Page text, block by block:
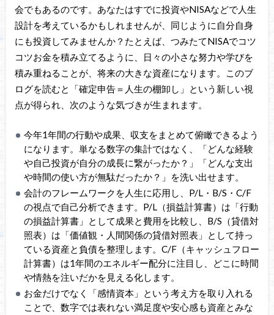
会でもあるのです。あなたはすでに投資やNISAなどで人生
設計を考えているかもしれませんが、同じように自分自身
にも投資してみませんか？たとえば、つみたてNISAでコツ
コツお金を積み立てるように、日々の小さな努力や学びを
積み重ねることが、将来の大きな資産になります。このブ
ログを読むと「確定申告＝人生の棚卸し」という新しい視
点が得られ、次のような気づきが生まれます。
今年1年間の行動や成果、収支をまとめて俯瞰できるよう
になります。単なる数字の集計ではなく、「どんな経験
や自己投資が自分の成長に繋がったか？」「どんな支出
や時間の使い方が無駄だったか？」を洗い出せます。
会計のフレームワークを人生に応用し、P/L・B/S・C/F
の視点で自己分析できます。P/L（損益計算書）は「行動
の損益計算書」として成果と費用を比較し、B/S（貸借対
照表）は「価値観・人間関係の貸借対照表」として持っ
ている資産と負債を整理します。C/F（キャッシュフロー
計算書）は1年間のエネルギー配分に注目し、どこに時間
や情熱を注いだかを見える化します。
お金だけでなく「感情資本」という考え方を取り入れる
ことで、数字では表れない満足度や安心感も資産とみな